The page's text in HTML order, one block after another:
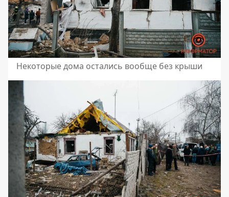
Некоторые дома остались вообще без крыши